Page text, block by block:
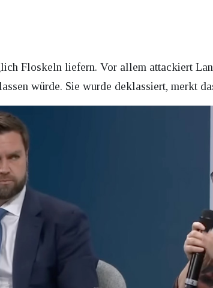
Floskeln liefern. Vor allem attackiert
würde. Sie wurde deklassiert, merkt